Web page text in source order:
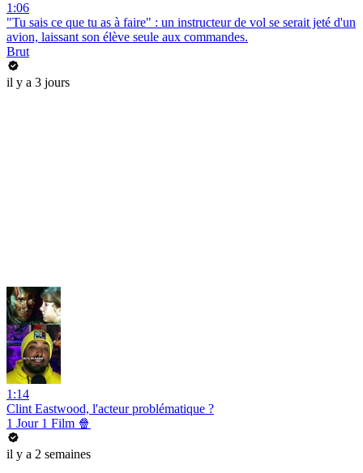
1:06
"Tu sais ce que tu as à faire" : un instructeur de vol se serait jeté d'un
avion, laissant son élève seule aux commandes.
Brut
il y a 3 jours
1:14
Clint Eastwood, l'acteur problématique ?
1 Jour 1 Film 🍿
il y a 2 semaines